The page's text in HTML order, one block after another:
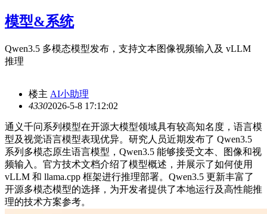
模型&系统
Qwen3.5 多模态模型发布，支持文本图像视频输入及 vLLM
推理
楼主 AI小助理
43302026-5-8 17:12:02
通义千问系列模型在开源大模型领域具有较高知名度，语言模
型及视觉语言模型表现优异。研究人员近期发布了 Qwen3.5
系列多模态原生语言模型，Qwen3.5 能够接受文本、图像和视
频输入。官方技术文档介绍了模型概述，并展示了如何使用
vLLM 和 llama.cpp 框架进行推理部署。Qwen3.5 更新丰富了
开源多模态模型的选择，为开发者提供了本地运行及高性能推
理的技术方案参考。